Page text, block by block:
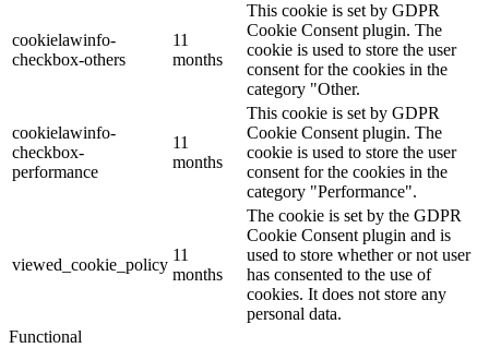
cookielawinfo-
checkbox-others
11
months
This cookie is set by GDPR
Cookie Consent plugin. The
cookie is used to store the user
consent for the cookies in the
category "Other.
cookielawinfo-
checkbox-
performance
11
months
This cookie is set by GDPR
Cookie Consent plugin. The
cookie is used to store the user
consent for the cookies in the
category "Performance".
viewed_cookie_policy
11
months
The cookie is set by the GDPR
Cookie Consent plugin and is
used to store whether or not user
has consented to the use of
cookies. It does not store any
personal data.
Functional